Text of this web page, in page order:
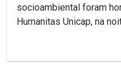
socioambiental foram
Humanitas Unicap, na